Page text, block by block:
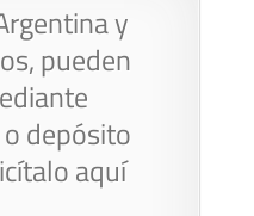
y
pueden
depósito
aquí